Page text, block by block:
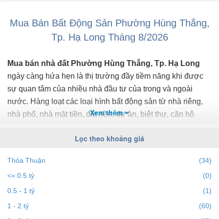
Mua Bán Bất Động Sản Phường Hùng Thắng,
Tp. Hạ Long Tháng 8/2026
Mua bán nhà đất Phường Hùng Thắng, Tp. Hạ Long
ngày càng hứa hẹn là thị trường đầy tiềm năng khi được
sự quan tâm của nhiều nhà đầu tư của trong và ngoài
nước. Hàng loạt các loại hình bất động sản từ nhà riêng,
nhà phố, nhà mặt tiền, đất nền, dự án, biệt thự, căn hộ
Phường Hùng Thắng, Tp. Hạ Long.
Để cập nhật những
Hùng Thắng, Tp. Hạ Long
chính xác nhất, mới nhất hãy
truy cập vào bds68.com.vn để theo dõi
giá bất động sản
Phường Hùng Thắng, Tp. Hạ Long
tháng 8/2026. Với
Xem thêm
Lọc theo khoảng giá
Thỏa Thuận
(34)
<= 0.5 tỷ
(0)
0.5 - 1 tỷ
(1)
1 - 2 tỷ
(60)